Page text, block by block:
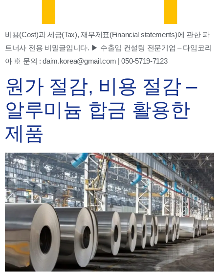
비용(Cost)과 세금(Tax), 재무제표(Financial statements)에 관한 파
트너사 전용 비밀글입니다. ▶ 수출입 컨설팅 전문기업 – 다임코리
아 ※ 문의 : daim.korea@gmail.com | 050-5719-7123
원가 절감, 비용 절감 –
알루미늄 합금 활용한
제품